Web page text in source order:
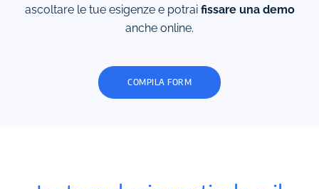
ascoltare le tue esigenze e potrai fissare una demo
anche online.
COMPILA FORM